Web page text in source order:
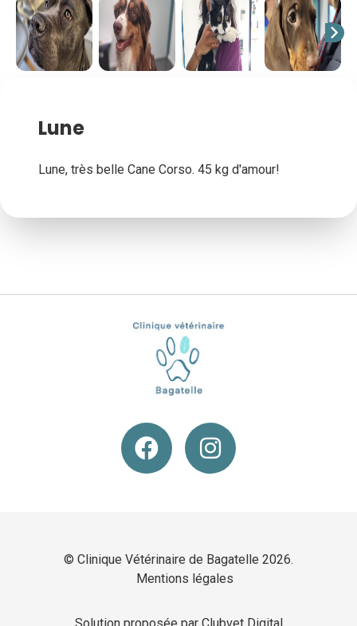
chevron_right
Lune
Lune, très belle Cane Corso. 45 kg d'amour!
© Clinique Vétérinaire de Bagatelle 2026.
Mentions légales